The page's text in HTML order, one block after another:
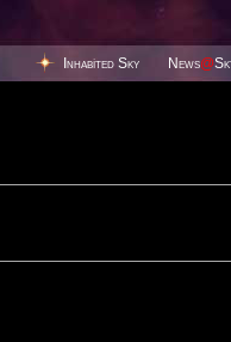
Inhabited Sky News@